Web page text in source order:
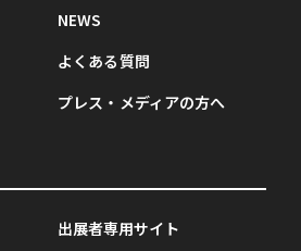
NEWS
よくある質問
プレス・メディアの方へ
出展者専用サイト